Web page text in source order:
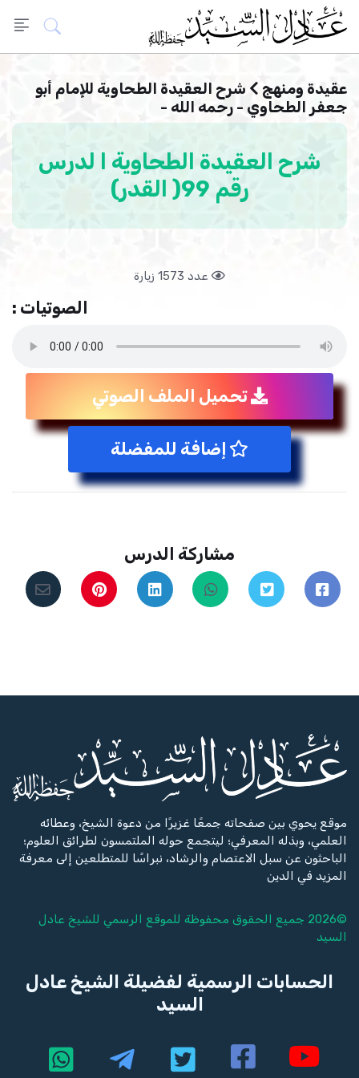
عقيدة ومنهج
شرح العقيدة الطحاوية للإمام أبو
جعفر الطحاوي - رحمه الله -
شرح العقيدة الطحاوية ا لدرس
رقم 99( القدر)
عدد 1573 زيارة
الصوتيات :
تحميل الملف الصوتي
إضافة للمفضلة
مشاركة الدرس
موقع يحوي بين صفحاته جمعًا غزيرًا من دعوة الشيخ، وعطائه
العلمي، وبذله المعرفي؛ ليتجمع حوله الملتمسون لطرائق العلوم؛
الباحثون عن سبل الاعتصام والرشاد، نبراسًا للمتطلعين إلى معرفة
المزيد في الدين
©2026 جميع الحقوق محفوظة للموقع الرسمي للشيخ
عادل
السيد
الحسابات الرسمية لفضيلة الشيخ عادل
السيد